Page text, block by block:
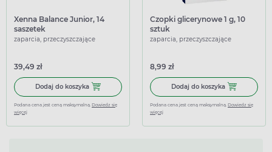
Xenna Balance Junior, 14
saszetek
zaparcia, przeczyszczające
39,49 zł
Dodaj do koszyka Dodaj do koszyka Xenna Balance Junior, 14 saszetek
Podana cena jest ceną maksymalną. Dowiedz się
więcej
Czopki glicerynowe 1 g, 10
sztuk
zaparcia, przeczyszczające
8,99 zł
Dodaj do koszyka Dodaj do
Podana cena jest ceną maksymalną. Dowiedz się
więcej